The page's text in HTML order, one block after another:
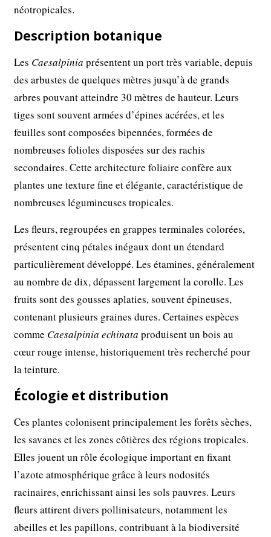
néotropicales.
Description botanique
Les Caesalpinia présentent un port très variable, depuis
des arbustes de quelques mètres jusqu’à de grands
arbres pouvant atteindre 30 mètres de hauteur. Leurs
tiges sont souvent armées d’épines acérées, et les
feuilles sont composées bipennées, formées de
nombreuses folioles disposées sur des rachis
secondaires. Cette architecture foliaire confère aux
plantes une texture fine et élégante, caractéristique de
nombreuses légumineuses tropicales.
Les fleurs, regroupées en grappes terminales colorées,
présentent cinq pétales inégaux dont un étendard
particulièrement développé. Les étamines, généralement
au nombre de dix, dépassent largement la corolle. Les
fruits sont des gousses aplaties, souvent épineuses,
contenant plusieurs graines dures. Certaines espèces
comme Caesalpinia echinata produisent un bois au
cœur rouge intense, historiquement très recherché pour
la teinture.
Écologie et distribution
Ces plantes colonisent principalement les forêts sèches,
les savanes et les zones côtières des régions tropicales.
Elles jouent un rôle écologique important en fixant
l’azote atmosphérique grâce à leurs nodosités
racinaires, enrichissant ainsi les sols pauvres. Leurs
fleurs attirent divers pollinisateurs, notamment les
abeilles et les papillons, contribuant à la biodiversité